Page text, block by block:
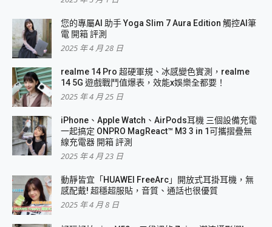
您的專屬AI 助手 Yoga Slim 7 Aura Edition 觸控AI筆
電 開箱 評測
2025 年 4 月 28 日
realme 14 Pro 超硬軍規、冰感變色實測，realme
14 5G 遊戲戰鬥值爆表，效能x娛樂全都要！
2025 年 4 月 25 日
iPhone、Apple Watch、AirPods耳機 三個設備充電
一起搞定 ONPRO MagReact™ M3 3 in 1可攜摺疊無
線充電器 開箱 評測
2025 年 4 月 23 日
動靜皆宜「HUAWEI FreeArc」開放式耳掛耳機，無
感配戴! 超穩超服貼，音質、通話也很優質
2025 年 4 月 8 日